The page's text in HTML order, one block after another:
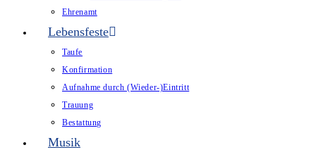
Ehrenamt
Lebensfeste
Taufe
Konfirmation
Aufnahme durch (Wieder-)Eintritt
Trauung
Bestattung
Musik